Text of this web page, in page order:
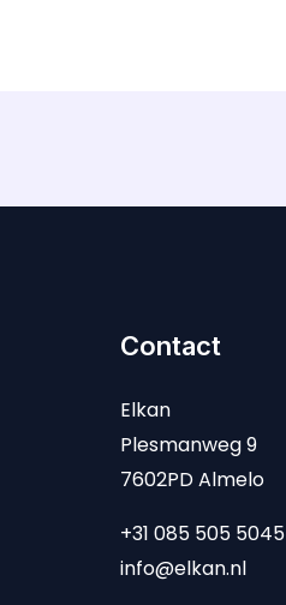
Contact
Elkan
Plesmanweg 9
7602PD Almelo
+31 085 505 5045
info@elkan.nl